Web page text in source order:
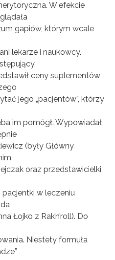
W efekcie
gapiów, którym wcale
lekarze i naukowcy.
ceny suplementów
jego „pacjentów”, którzy
im pomógł. Wypowiadał
(były Główny
oraz przedstawicielki
w leczeniu
Łojko z Rak’n’roll). Do
Niestety formuła